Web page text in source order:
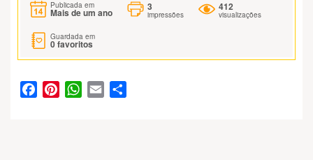
Publicada em
Mais de um ano
3
impressões
412
visualizações
Guardada em
0favoritos
FacebookPinterestWhatsApp
Email